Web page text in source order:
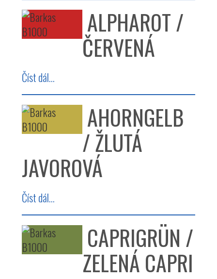
ALPHAROT /
ČERVENÁ
Číst dál...
AHORNGELB
/ ŽLUTÁ
JAVOROVÁ
Číst dál...
CAPRIGRÜN /
ZELENÁ CAPRI